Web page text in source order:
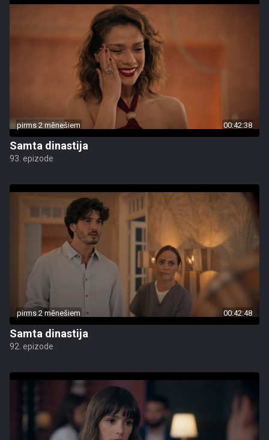
pirms 2 mēnešiem 00:42:38
Samta dinastija
93. epizode
pirms 2 mēnešiem 00:42:48
Samta dinastija
92. epizode